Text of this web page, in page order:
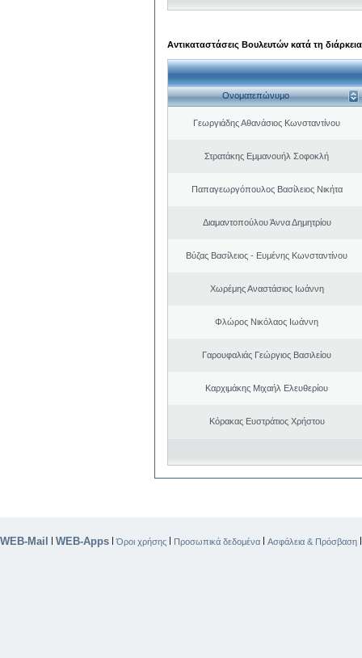
Αντικαταστάσεις Βουλευτών κατά τη
Ονοματεπώνυμο
Γεωργιάδης Αθανάσιος Κωνσταντίνου
Στρατάκης Εμμανουήλ Σοφοκλή
Παπαγεωργόπουλος Βασίλειος Νικήτα
Διαμαντοπούλου Άννα Δημητρίου
Βύζας Βασίλειος - Ευμένης Κωνσταντίνου
Χωρέμης Αναστάσιος Ιωάννη
Φλώρος Νικόλαος Ιωάννη
Γαρουφαλιάς Γεώργιος Βασιλείου
Καρχιμάκης Μιχαήλ Ελευθερίου
Κόρακας Ευστράτιος Χρήστου
WEB-Mail | WEB-Apps |Όροι χρήσης | Προσωπικά δεδομένα | Ασφάλεια & Πρόσβαση